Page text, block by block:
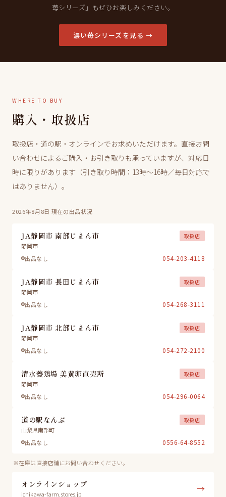
苺シリーズ」もぜひお楽しみください。
濃い苺シリーズを見る →
WHERE TO BUY
購入・取扱店
取扱店・道の駅・オンラインでお求めいただけます。直接お問
い合わせによるご購入・お引き取りも承っていますが、対応日
時に限りがあります（引き取り時間：13時〜16時／毎日対応で
はありません）。
2026年8月8日 現在の出品状況
JA静岡市 南部じまん市
静岡市
取扱店
出品なし 054-203-4118
JA静岡市 長田じまん市
静岡市
取扱店
出品なし 054-268-3111
JA静岡市 北部じまん市
静岡市
取扱店
出品なし 054-272-2100
清水養鶏場 美黄卵直売所
静岡市
取扱店
出品なし 054-296-0064
道の駅なんぶ
山梨県南部町
取扱店
出品なし 0556-64-8552
※在庫は直接店舗にお問い合わせください。
オンラインショップ
ichikawa-farm.stores.jp →